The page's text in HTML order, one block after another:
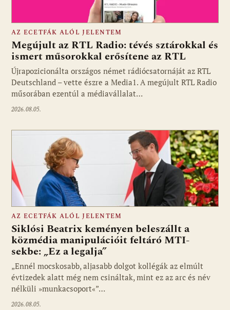
Fotó: media1.hu
AZ ECETFÁK ALÓL JELENTEM
Megújult az RTL Radio: tévés sztárokkal és
ismert műsorokkal erősítene az RTL
Újrapozicionálta országos német rádiócsatornáját az RTL
Deutschland – vette észre a Media1. A megújult RTL Radio
műsorában ezentúl a médiavállalat…
2026.08.05.
Fotó: media1.hu
AZ ECETFÁK ALÓL JELENTEM
Siklósi Beatrix keményen beleszállt a
közmédia manipulációit feltáró MTI-
sekbe: „Ez a legalja”
„Ennél mocskosabb, aljasabb dolgot kollégák az elmúlt
évtizedek alatt még nem csináltak, mint ez az arc és név
nélküli »munkacsoport«”…
2026.08.05.